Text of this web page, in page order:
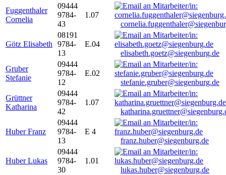
Fuggenthaler
Cornelia
09444
9784-
43
1.07
Götz Elisabeth
08191
9784-
13
E.04
elisabeth.goetz@siegenburg.de
Gruber
Stefanie
09444
9784-
12
E.02
stefanie.gruber@siegenburg.de
Grüttner
Katharina
09444
9784-
42
1.07
Huber Franz
09444
9784-
13
E 4
franz.huber@siegenburg.de
Huber Lukas
09444
9784-
30
1.01
lukas.huber@siegenburg.de